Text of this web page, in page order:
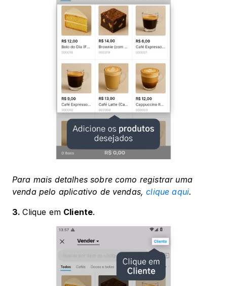
Para mais detalhes sobre como registrar uma
venda pelo aplicativo de vendas, clique aqui.
3. Clique em Cliente.